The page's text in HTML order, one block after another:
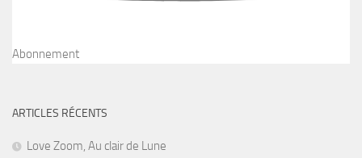
Abonnement
ARTICLES RÉCENTS
Love Zoom, Au clair de Lune